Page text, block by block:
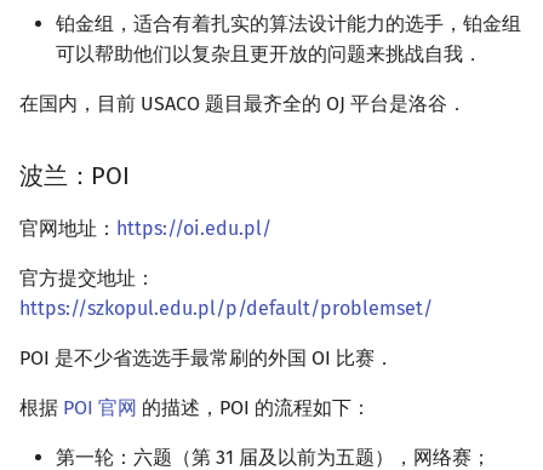
铂金组，适合有着扎实的算法设计能力的选手，铂金组
可以帮助他们以复杂且更开放的问题来挑战自我．
在国内，目前 USACO 题目最齐全的 OJ 平台是洛谷．
波兰：POI
官网地址： https://oi.edu.pl/
官方提交地址：
https://szkopul.edu.pl/p/default/problemset/
POI 是不少省选选手最常刷的外国 OI 比赛．
根据 POI 官网 的描述，POI 的流程如下：
第一轮：六题（第 31 届及以前为五题），网络赛；